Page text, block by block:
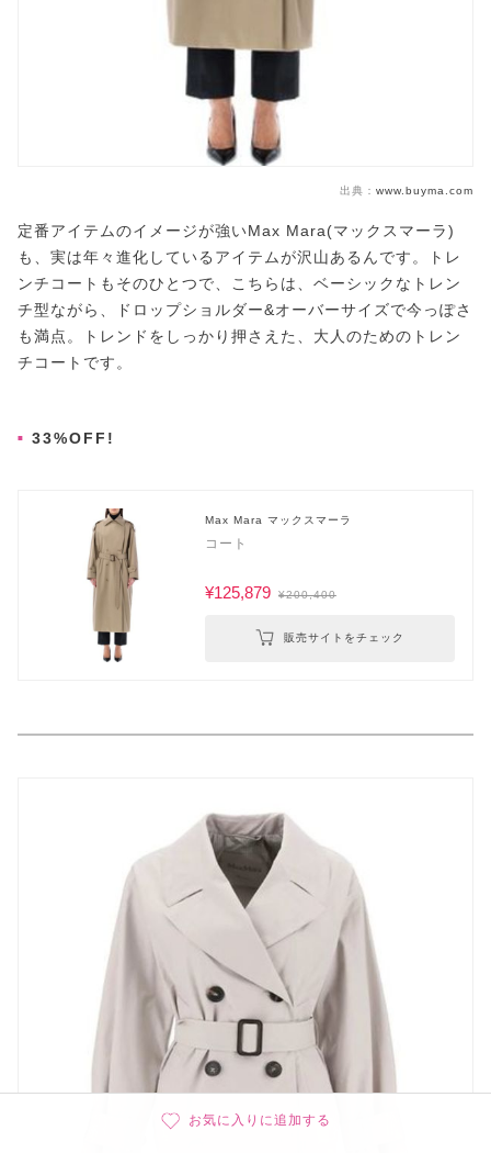
出典： www.buyma.com
定番アイテムのイメージが強いMax Mara(マックスマーラ)
も、実は年々進化しているアイテムが沢山あるんです。トレ
ンチコートもそのひとつで、こちらは、ベーシックなトレン
チ型ながら、ドロップショルダー&オーバーサイズで今っぽさ
も満点。トレンドをしっかり押さえた、大人のためのトレン
チコートです。
33%OFF!
Max Mara マックスマーラ
コート
¥125,879 ¥200,400
販売サイトをチェック
お気に入りに追加する